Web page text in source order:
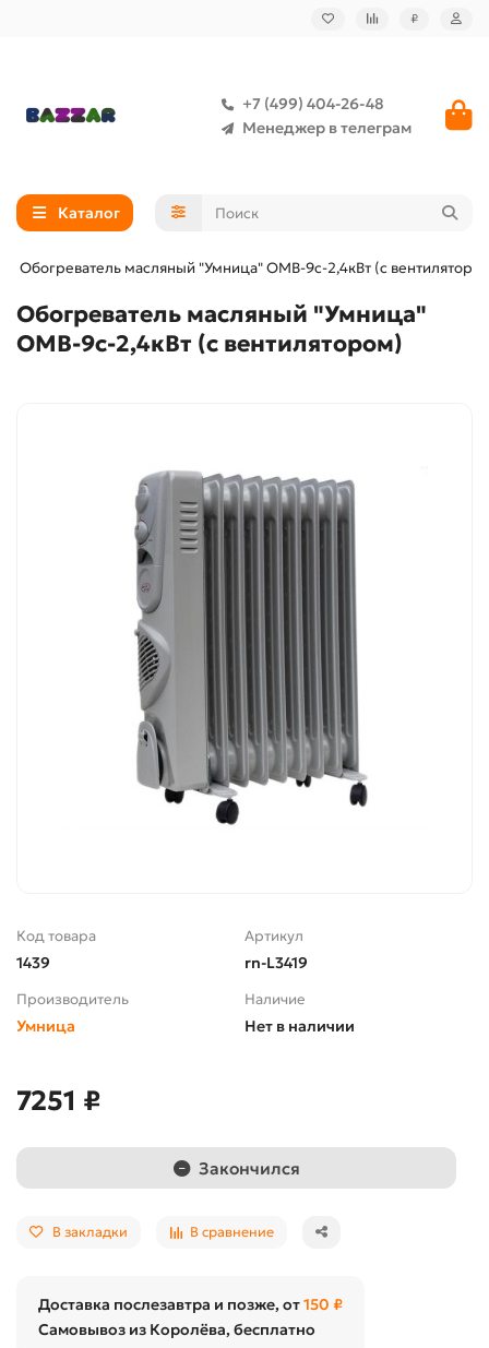
₽
+7 (499) 404-26-48
Менеджер в телеграм
Каталог
Обогреватель масляный "Умница" ОМВ-9с-2,4кВт (с
Обогреватель масляный "Умница"
ОМВ-9с-2,4кВт (с вентилятором)
Код товара
1439
Артикул
rn-L3419
Производитель
Умница
Наличие
Нет в наличии
7251 ₽
Закончился
В закладки В сравнение
Доставка послезавтра и позже, от150 ₽
Самовывоз из Королёва, бесплатно